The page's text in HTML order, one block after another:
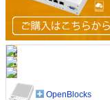
OpenBlocks